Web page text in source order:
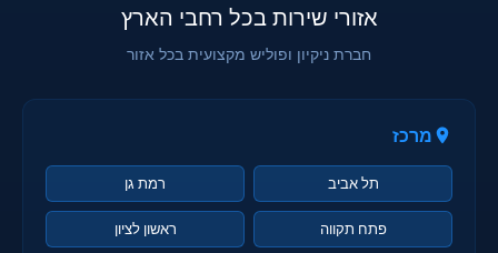
אזורי שירות בכל רחבי הארץ
חברת ניקיון ופוליש מקצועית בכל אזור
מרכז
תל אביב רמת גן
פתח תקווה ראשון לציון